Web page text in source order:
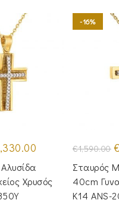
€1,330.00.
Χρυσός
-16%
€1,590.00
Σταυρός
40cm
Κ14 ANS-